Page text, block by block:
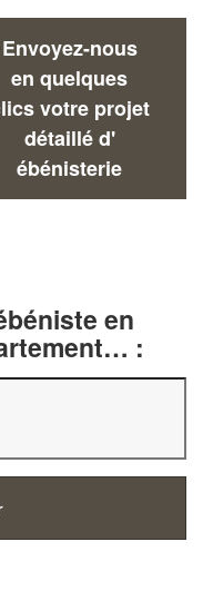
Envoyez-nous
en quelques
votre projet
détaillé d'
ébénisterie
en
: